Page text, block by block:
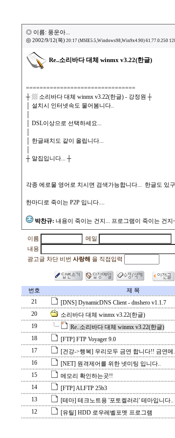
◎ 이름: 풍운아...
◎ 2002/9/12(목)20:17 (MSIE5.5,Windows98,Win9x4.90) 61.77.0.250
Re..소리바다 대체 winmx v3.22(한글)
================================
┼ ▨ 소리바다 대체 winmx v3.22(한글) - 강정원 ┼
│ 설치시 인터넷속도 물어봄니다..
│ DSL이상으로 선택하세요...
│ 한글패치도 같이 올립니다...
┼ 알집입니다... ┼
각종 에로물 영어로 치시면 검색가능합니다... 한글도 있
한마디로 죽이는 P2P 입니다....
박찬규: 내용이 죽이는 건지... 프로그램이 죽이는 건지
이름
메일
내용
광고글 차단 비번 사랑해 을 직접입력
번호 제 목
21
[DNS] DynamicDNS Client - dnshero v1.1.7
20 소리바다 대체 winmx v3.22(한글)
19 Re..소리바다 대체 winmx v3.22(한글)
18 [FTP] FTP Voyager 9.0
17 [건강->행복] 우리모두 금연 합니다!! 금연메
16 [NET] 원격제어를 위한 넷미팅 입니다..
15 메모리 확인하는곳!!
14 [FTP] ALFTP 25b3
13 [테마] 테크노트용 '포토켈러리' 테마입니다..
12 [유틸] HDD 로우레벨포멧 프로그램